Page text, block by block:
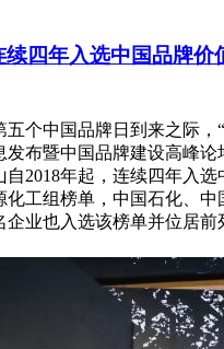
续四年入选中国品牌价
五个中国品牌日到来之际，
发布暨中国品牌建设高峰论
自2018年起，连续四年入选
化工组榜单，中国石化、中
业也入选该榜单并位居前